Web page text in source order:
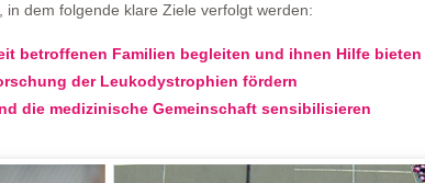
in dem folgende klare Ziele verfolgt werden:
betroffenen Familien begleiten und ihnen Hilfe bieten
der Leukodystrophien fördern
die medizinische Gemeinschaft sensibilisieren